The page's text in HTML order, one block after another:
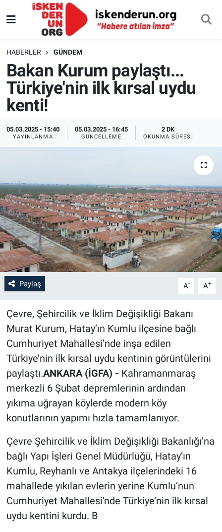
HABERLER GÜNDEM
Bakan Kurum paylaştı...
Türkiye'nin ilk kırsal uydu
kenti!
05.03.2025 - 15:40
YAYINLANMA
05.03.2025 - 16:45
GÜNCELLEME
2 DK
OKUNMA SÜRESI
Paylaş A- A+
Çevre, Şehircilik ve İklim Değişikliği Bakanı
Murat Kurum, Hatay’ın Kumlu ilçesine bağlı
Cumhuriyet Mahallesi’nde inşa edilen
Türkiye’nin ilk kırsal uydu kentinin görüntülerini
paylaştı.ANKARA (İGFA) - Kahramanmaraş
merkezli 6 Şubat depremlerinin ardından
yıkıma uğrayan köylerde modern köy
konutlarının yapımı hızla tamamlanıyor.
Çevre Şehircilik ve İklim Değişikliği Bakanlığı’na
bağlı Yapı İşleri Genel Müdürlüğü, Hatay’ın
Kumlu, Reyhanlı ve Antakya ilçelerindeki 16
mahallede yıkılan evlerin yerine Kumlu’nun
Cumhuriyet Mahallesi'nde Türkiye’nin ilk kırsal
uydu kentini kurdu. B